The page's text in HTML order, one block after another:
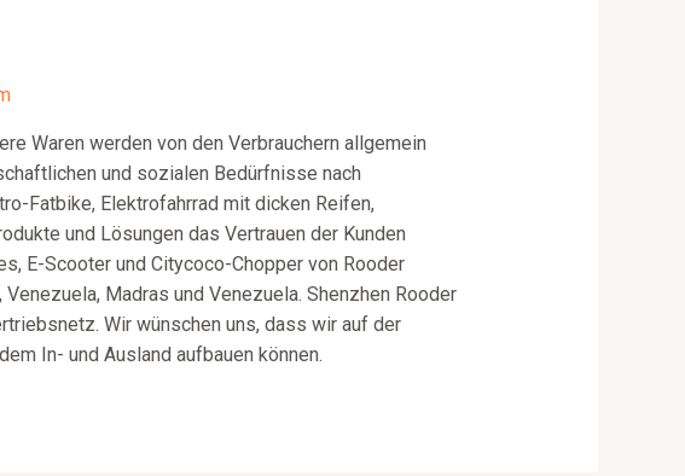
Waren werden von den Verbrauchern allgemein
und sozialen Bedürfnisse nach
Fatbike, Elektrofahrrad mit dicken Reifen,
und Lösungen das Vertrauen der Kunden
E-Scooter und Citycoco-Chopper von Rooder
Madras und Venezuela. Shenzhen Rooder
Wir wünschen uns, dass wir auf der
In- und Ausland aufbauen können.